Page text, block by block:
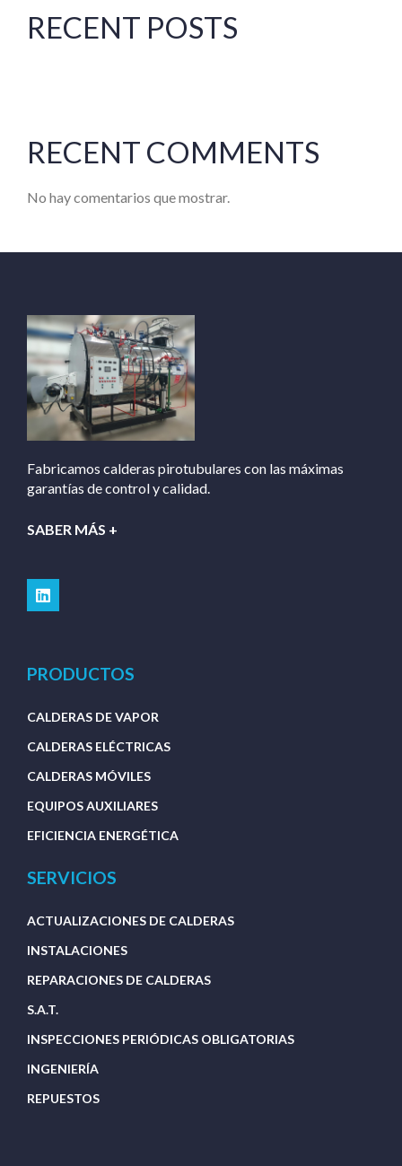
RECENT POSTS
RECENT COMMENTS
No hay comentarios que mostrar.
Fabricamos calderas pirotubulares con las máximas
garantías de control y calidad.
SABER MÁS +
PRODUCTOS
CALDERAS DE VAPOR
CALDERAS ELÉCTRICAS
CALDERAS MÓVILES
EQUIPOS AUXILIARES
EFICIENCIA ENERGÉTICA
SERVICIOS
ACTUALIZACIONES DE CALDERAS
INSTALACIONES
REPARACIONES DE CALDERAS
S.A.T.
INSPECCIONES PERIÓDICAS OBLIGATORIAS
INGENIERÍA
REPUESTOS